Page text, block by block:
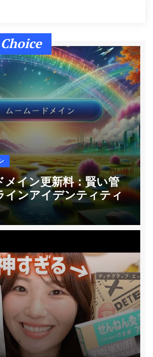
メイン更新料：賢い管
インアイデンティティ